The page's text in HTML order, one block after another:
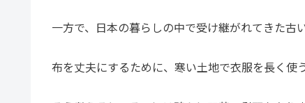
一方で、日本の暮らしの中で受け継がれてきた古
布を丈夫にするために、寒い土地で衣服を長く使